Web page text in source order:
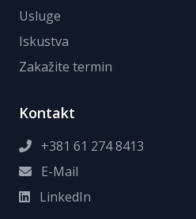
Usluge
Iskustva
Zakažite termin
Kontakt
+381 61 274 8413
E-Mail
LinkedIn